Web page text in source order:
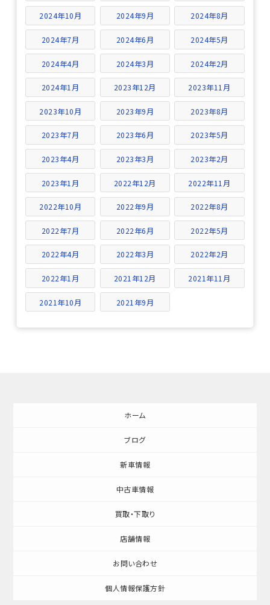
2024年10月 2024年9月 2024年8月
2024年7月 2024年6月 2024年5月
2024年4月 2024年3月 2024年2月
2024年1月 2023年12月 2023年11月
2023年10月 2023年9月 2023年8月
2023年7月 2023年6月 2023年5月
2023年4月 2023年3月 2023年2月
2023年1月 2022年12月 2022年11月
2022年10月 2022年9月 2022年8月
2022年7月 2022年6月 2022年5月
2022年4月 2022年3月 2022年2月
2022年1月 2021年12月 2021年11月
2021年10月 2021年9月
ホーム
ブログ
新車情報
中古車情報
買取・下取り
店舗情報
お問い合わせ
個人情報保護方針